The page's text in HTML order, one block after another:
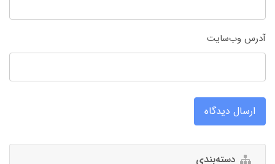
آدرس وب‌سایت
ارسال دیدگاه
دسته‌بندی